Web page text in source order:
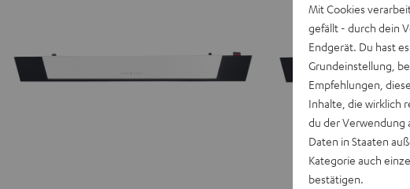
Mit Cookies
gefällt - durch dein
Endgerät. Du hast
Grundeinstellung,
Empfehlungen,
Inhalte, die wirklich
du der Verwendung
Daten in Staaten
Kategorie auch
bestätigen.